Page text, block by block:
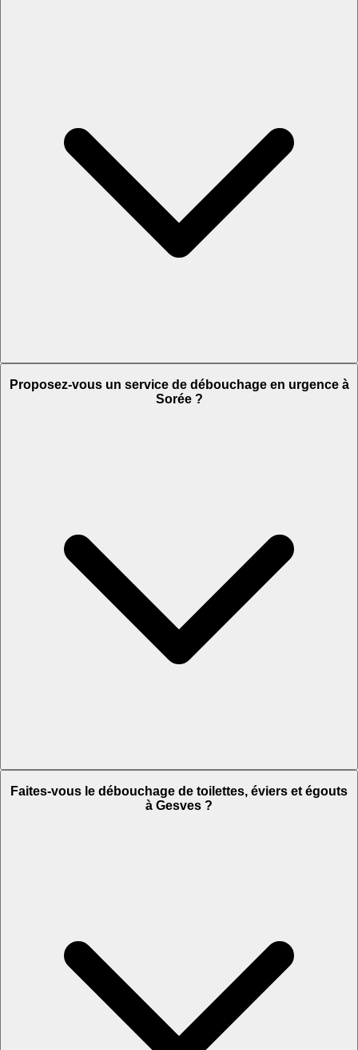
Proposez-vous un service de débouchage en urgence à
Sorée ?
Faites-vous le débouchage de toilettes, éviers et égouts
à Gesves ?